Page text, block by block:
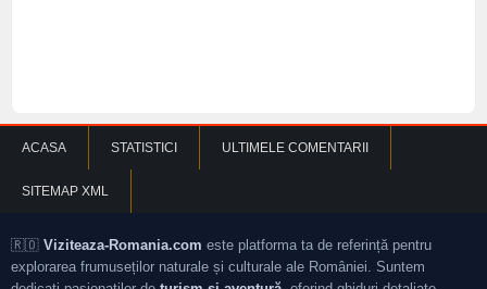
ACASA STATISTICI ULTIMELE COMENTARII
SITEMAP XML
🇷🇴 Viziteaza-Romania.com este platforma ta de referință pentru
explorarea frumuseților naturale și culturale ale României. Suntem